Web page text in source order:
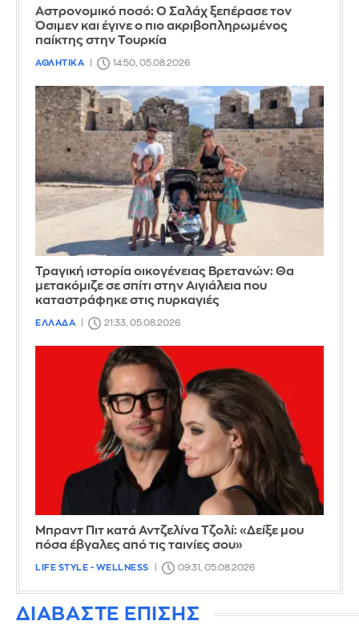
Αστρονομικό ποσό: Ο Σαλάχ ξεπέρασε τον
Όσιμεν και έγινε ο πιο ακριβοπληρωμένος
παίκτης στην Τουρκία
ΑΘΛΗΤΙΚΑ 14:50, 05.08.2026
Τραγική ιστορία οικογένειας Βρετανών: Θα
μετακόμιζε σε σπίτι στην Αιγιάλεια που
καταστράφηκε στις πυρκαγιές
ΕΛΛΑΔΑ 21:33, 05.08.2026
Μπραντ Πιτ κατά Αντζελίνα Τζολί: «Δείξε μου
πόσα έβγαλες από τις ταινίες σου»
LIFE STYLE - WELLNESS 09:31, 05.08.2026
ΔΙΑΒΑΣΤΕ ΕΠΙΣΗΣ